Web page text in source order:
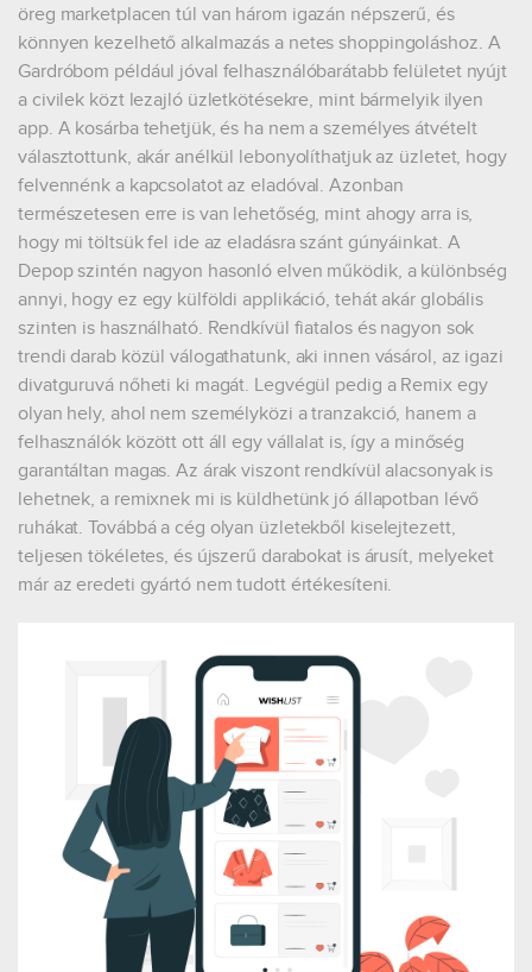
öreg marketplacen túl van három igazán népszerű, és
könnyen kezelhető alkalmazás a netes shoppingoláshoz. A
Gardróbom például jóval felhasználóbarátabb felületet nyújt
a civilek közt lezajló üzletkötésekre, mint bármelyik ilyen
app. A kosárba tehetjük, és ha nem a személyes átvételt
választottunk, akár anélkül lebonyolíthatjuk az üzletet, hogy
felvennénk a kapcsolatot az eladóval. Azonban
természetesen erre is van lehetőség, mint ahogy arra is,
hogy mi töltsük fel ide az eladásra szánt gúnyáinkat. A
Depop szintén nagyon hasonló elven működik, a különbség
annyi, hogy ez egy külföldi applikáció, tehát akár globális
szinten is használható. Rendkívül fiatalos és nagyon sok
trendi darab közül válogathatunk, aki innen vásárol, az igazi
divatguruvá nőheti ki magát. Legvégül pedig a Remix egy
olyan hely, ahol nem személyközi a tranzakció, hanem a
felhasználók között ott áll egy vállalat is, így a minőség
garantáltan magas. Az árak viszont rendkívül alacsonyak is
lehetnek, a remixnek mi is küldhetünk jó állapotban lévő
ruhákat. Továbbá a cég olyan üzletekből kiselejtezett,
teljesen tökéletes, és újszerű darabokat is árusít, melyeket
már az eredeti gyártó nem tudott értékesíteni.